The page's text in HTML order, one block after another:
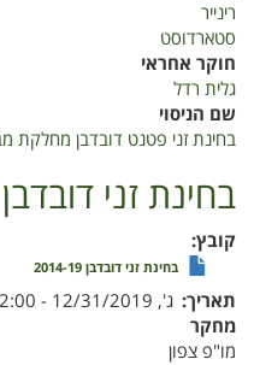
רינייר
סטארדוסט
חוקר אחראי
גלית רדל
שם הניסוי
בחינת זני פטנט דובדבן מחלקת
בחינת זני דובדבן 2014-19
קובץ
בחינת זני דובדבן 2014-19
תאריך ג', 12/31/2019 - 12:00
מחקר
מו"פ צפון